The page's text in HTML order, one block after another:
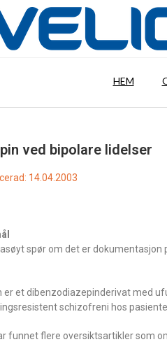
HEM
ved bipolare lidelser
14.04.2003
spør om det er
er et dibenzodiazepinderivat med
schizofreni hos
funnet flere oversiktsartikler som